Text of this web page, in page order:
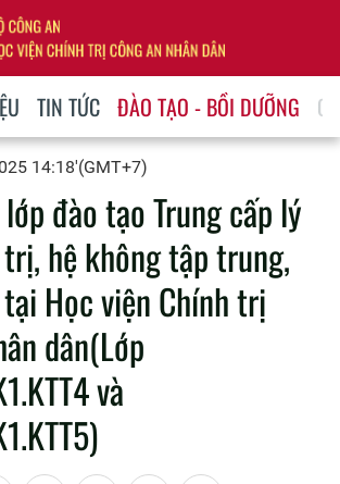
TIN TỨC ĐÀO TẠO - BỒI DƯỠNG
14:18'(GMT+7)
đào tạo Trung cấp lý
hệ không tập trung,
Học viện Chính trị
dân(Lớp
và